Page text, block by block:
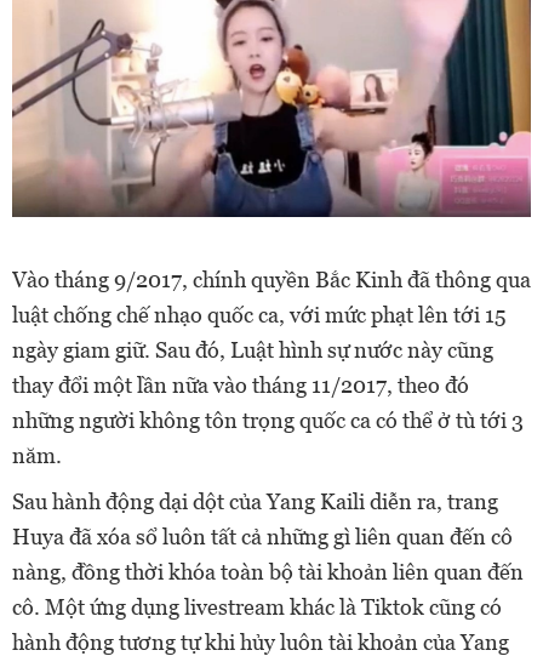
Vào tháng 9/2017, chính quyền Bắc Kinh đã thông qua
luật chống chế nhạo quốc ca, với mức phạt lên tới 15
ngày giam giữ. Sau đó, Luật hình sự nước này cũng
thay đổi một lần nữa vào tháng 11/2017, theo đó
những người không tôn trọng quốc ca có thể ở tù tới 3
năm.
Sau hành động dại dột của Yang Kaili diễn ra, trang
Huya đã xóa sổ luôn tất cả những gì liên quan đến cô
nàng, đồng thời khóa toàn bộ tài khoản liên quan đến
cô. Một ứng dụng livestream khác là Tiktok cũng có
hành động tương tự khi hủy luôn tài khoản của Yang